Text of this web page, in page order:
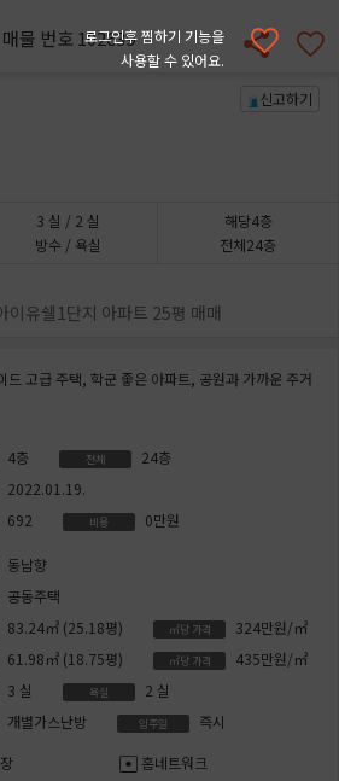
로그인후 찜하기 기능을
사용할 수 있어요.
매물 번호 102639
신고하기
3 실 / 2 실
방수 / 욕실
해당4층
전체24층
이유쉘1단지 아파트 25평 매매
드 고급 주택, 학군 좋은 아파트, 공원과 가까운 주거
4층 전체 24층
2022.01.19.
692 비용 0만원
동남향
공동주택
83.24㎡ (25.18평) ㎡당 가격 324만원/㎡
61.98㎡ (18.75평) ㎡당 가격 435만원/㎡
3 실 욕실 2 실
개별가스난방 입주일 즉시
홈네트워크